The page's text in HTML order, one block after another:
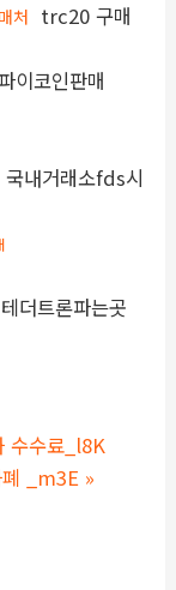
처 trc20 구매
파이코인판매
국내거래소fds시
테더트론파는곳
수수료_l8K
폐 _m3E »